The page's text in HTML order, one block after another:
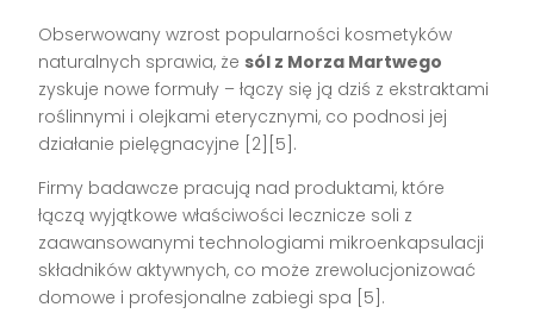
Obserwowany wzrost popularności kosmetyków
naturalnych sprawia, że sól z Morza Martwego
zyskuje nowe formuły – łączy się ją dziś z ekstraktami
roślinnymi i olejkami eterycznymi, co podnosi jej
działanie pielęgnacyjne [2][5].
Firmy badawcze pracują nad produktami, które
łączą wyjątkowe właściwości lecznicze soli z
zaawansowanymi technologiami mikroenkapsulacji
składników aktywnych, co może zrewolucjonizować
domowe i profesjonalne zabiegi spa [5].